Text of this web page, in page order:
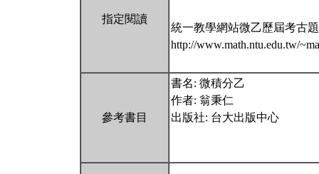
指定閱讀
統一教學網站微乙歷屆考古
http://www.math.ntu.edu.tw/
參考書目
書名: 微積分乙
作者: 翁秉仁
出版社: 台大出版中心